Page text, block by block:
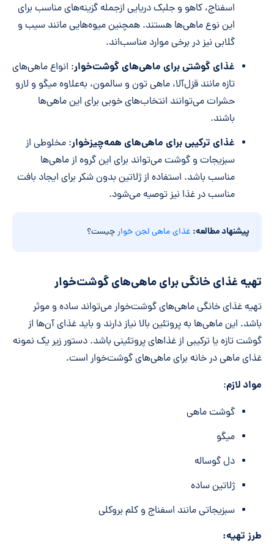
اسفناج، کاهو و جلبک دریایی ازجمله گزینه‌های مناسب برای
این نوع ماهی‌ها هستند. همچنین میوه‌هایی مانند سیب و
گلابی نیز در برخی موارد مناسب‌اند.
غذای گوشتی برای ماهی‌های گوشت‌خوار: انواع ماهی‌های
تازه مانند قزل‌آلا، ماهی تون و سالمون، به‌علاوه میگو و لارو
حشرات می‌توانند انتخاب‌های خوبی برای این ماهی‌ها
باشند.
غذای ترکیبی برای ماهی‌های همه‌چیزخوار: مخلوطی از
سبزیجات و گوشت می‌تواند برای این گروه از ماهی‌ها
مناسب باشد. استفاده از ژلاتین بدون شکر برای ایجاد بافت
مناسب در غذا نیز توصیه می‌شود.
پیشنهاد مطالعه: غذای ماهی لجن خوارچیست؟
تهیه غذای خانگی برای ماهی‌های گوشت‌خوار
تهیه غذای خانگی ماهی‌های گوشت‌خوار می‌تواند ساده و موثر
باشد. این ماهی‌ها به پروتئین بالا نیاز دارند و باید غذای آن‌ها از
گوشت تازه یا ترکیبی از غذاهای پروتئینی باشد. دستور زیر یک نمونه
غذای ماهی در خانه برای ماهی‌های گوشت‌خوار است.
مواد لازم:
گوشت ماهی
میگو
دل گوساله
ژلاتین ساده
سبزیجاتی مانند اسفناج و کلم بروکلی
طرز تهیه: